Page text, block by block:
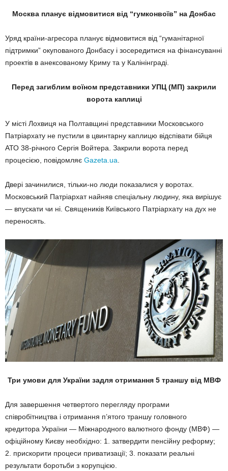
Москва планує відмовитися від “гумконвоїв” на Донбас
Уряд країни-агресора планує відмовитися від “гуманітарної
підтримки” окупованого Донбасу і зосередитися на фінансуванні
проектів в анексованому Криму та у Калінінграді.
Перед загиблим воїном представники УПЦ (МП) закрили
ворота каплиці
У місті Лохвиця на Полтавщині представники Московського
Патріархату не пустили в цвинтарну каплицю відспівати бійця
АТО 38-річного Сергія Войтера. Закрили ворота перед
процесією, повідомляє Gazeta.ua.
Двері зачинилися, тільки-но люди показалися у воротах.
Московський Патріархат найняв спеціальну людину, яка вирішує
— впускати чи ні. Священиків Київського Патріархату на дух не
переносять.
Три умови для України задля отримання 5 траншу від МВФ
Для завершення четвертого перегляду програми
співробітництва і отримання п’ятого траншу головного
кредитора України — Міжнародного валютного фонду (МВФ) —
офіційному Києву необхідно: 1. затвердити пенсійну реформу;
2. прискорити процеси приватизації; 3. показати реальні
результати боротьби з корупцією.